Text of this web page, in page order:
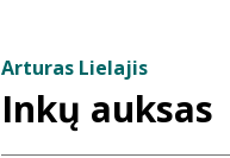
Arturas Lielajis
Inkų auksas